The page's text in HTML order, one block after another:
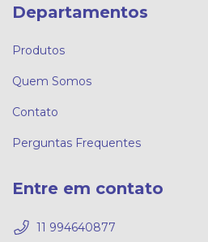
Departamentos
Produtos
Quem Somos
Contato
Perguntas Frequentes
Entre em contato
11 994640877